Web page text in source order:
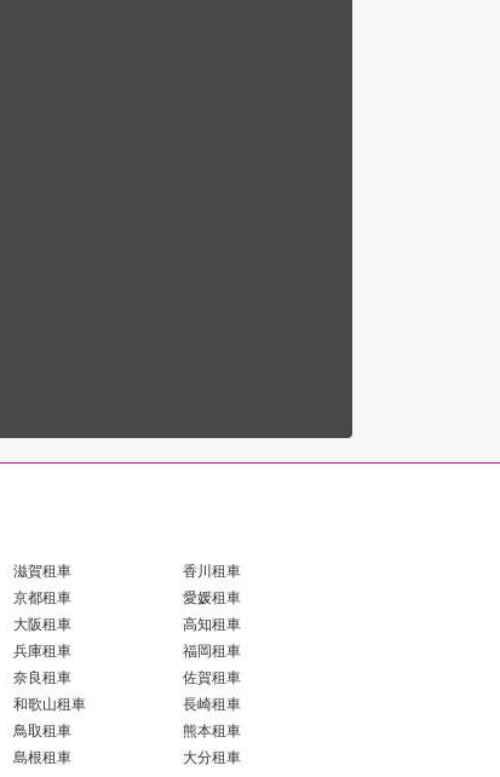
滋賀租車
京都租車
大阪租車
兵庫租車
奈良租車
和歌山租車
鳥取租車
島根租車
香川租車
愛媛租車
高知租車
福岡租車
佐賀租車
長崎租車
熊本租車
大分租車